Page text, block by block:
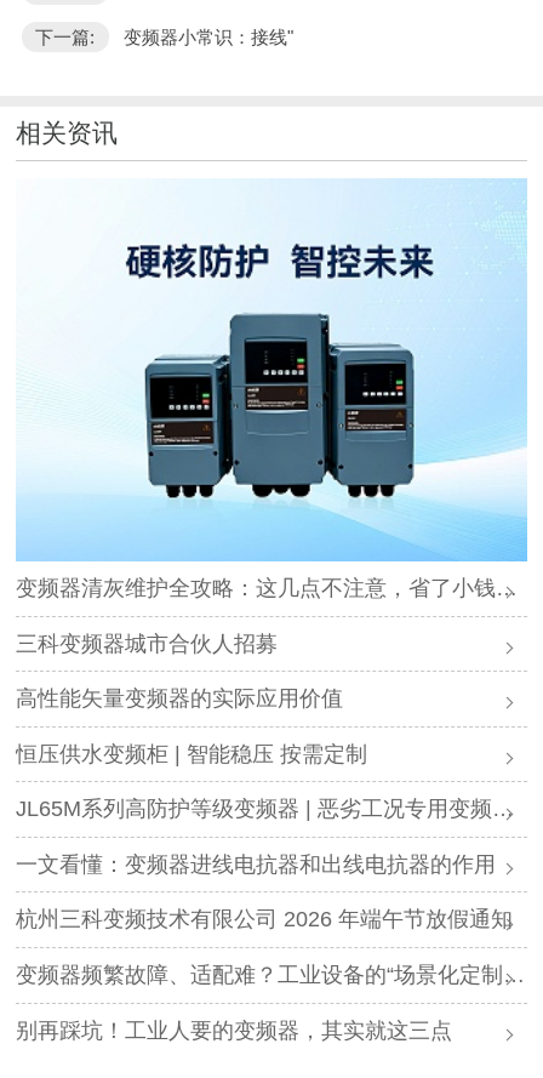
下一篇: 变频器小常识：接线"
相关资讯
变频器清灰维护全攻略：这几点不注意，省了小钱却可能毁了设备
三科变频器城市合伙人招募
高性能矢量变频器的实际应用价值
恒压供水变频柜 | 智能稳压 按需定制
JL65M系列高防护等级变频器 | 恶劣工况专用变频解决方案
一文看懂：变频器进线电抗器和出线电抗器的作用
杭州三科变频技术有限公司 2026 年端午节放假通知
变频器频繁故障、适配难？工业设备的“场景化定制”，才是破局关键
别再踩坑！工业人要的变频器，其实就这三点